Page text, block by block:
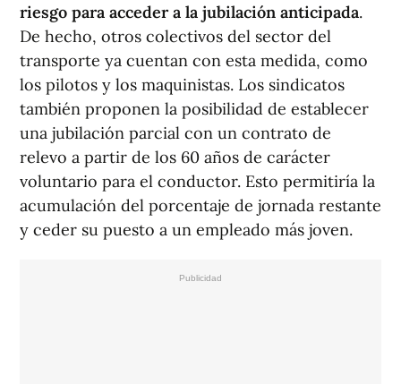
riesgo para acceder a la jubilación anticipada.
De hecho, otros colectivos del sector del
transporte ya cuentan con esta medida, como
los pilotos y los maquinistas. Los sindicatos
también proponen la posibilidad de establecer
una jubilación parcial con un contrato de
relevo a partir de los 60 años de carácter
voluntario para el conductor. Esto permitiría la
acumulación del porcentaje de jornada restante
y ceder su puesto a un empleado más joven.